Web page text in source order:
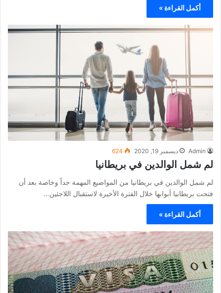
أكمل القراءة »
Admin ديسمبر 19, 2020 624
لم شمل الوالدين في بريطانيا
لم شمل الوالدين في بريطانيا من المواضيع المهمة جداً وخاصة بعد أن
فتحت بريطانيا أبوابها خلال الفترة الأخيرة لاستقبال اللاجئين…
أكمل القراءة »